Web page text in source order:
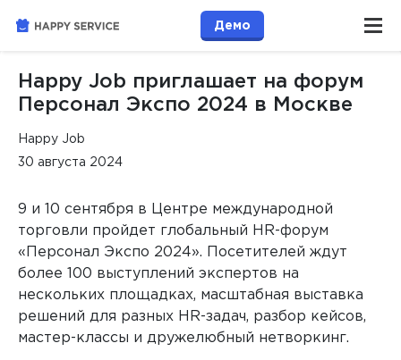
Демо
Happy Job приглашает на форум
Персонал Экспо 2024 в Москве
Happy Job
30 августа 2024
9 и 10 сентября в Центре международной
торговли пройдет глобальный HR-форум
«Персонал Экспо 2024». Посетителей ждут
более 100 выступлений экспертов на
нескольких площадках, масштабная выставка
решений для разных HR-задач, разбор кейсов,
мастер-классы и дружелюбный нетворкинг.